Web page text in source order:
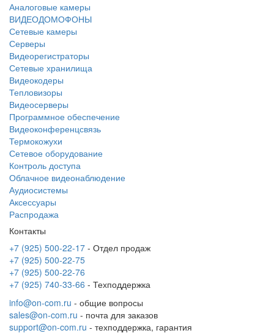
Аналоговые камеры
ВИДЕОДОМОФОНЫ
Сетевые камеры
Серверы
Видеорегистраторы
Сетевые хранилища
Видеокодеры
Тепловизоры
Видеосерверы
Программное обеспечение
Видеоконференцсвязь
Термокожухи
Сетевое оборудование
Контроль доступа
Облачное видеонаблюдение
Аудиосистемы
Аксессуары
Распродажа
Контакты
+7 (925) 500-22-17 - Отдел продаж
+7 (925) 500-22-75
+7 (925) 500-22-76
+7 (925) 740-33-66 - Техподдержка
info@on-com.ru - общие вопросы
sales@on-com.ru - почта для заказов
support@on-com.ru - техподдержка, гарантия